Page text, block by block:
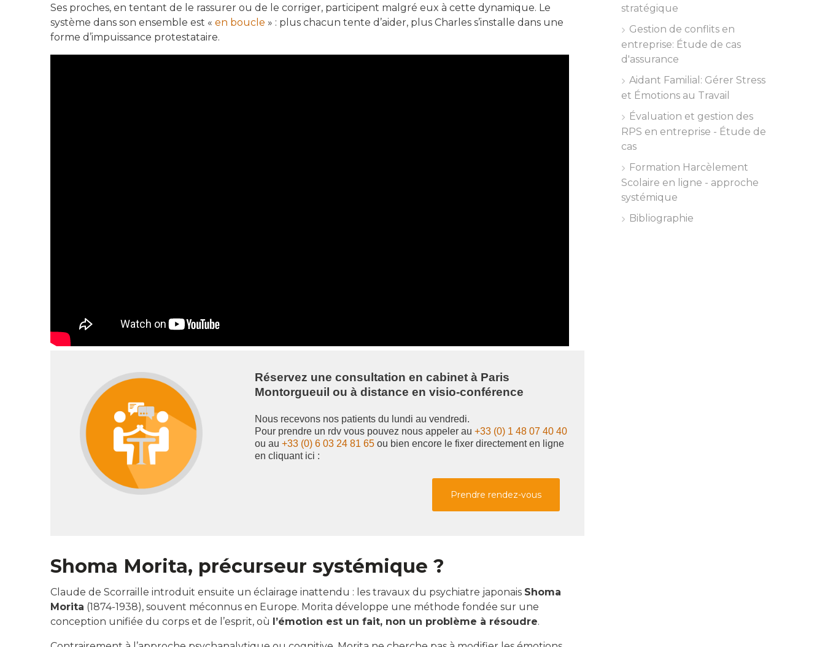
stratégique
Gestion de conflits en
entreprise: Étude de cas
d'assurance
Aidant Familial: Gérer Stress
et Émotions au Travail
Évaluation et gestion des
RPS en entreprise - Étude de
cas
Formation Harcèlement
Scolaire en ligne - approche
systémique
Bibliographie
Ses proches, en tentant de le rassurer ou de le corriger, participent malgré eux à cette dynamique. Le
système dans son ensemble est « en boucle » : plus chacun tente d’aider, plus Charles s’installe dans une
forme d’impuissance protestataire.
Réservez une consultation en cabinet à Paris
Montorgueuil ou à distance en visio-conférence
Nous recevons nos patients du lundi au vendredi.
Pour prendre un rdv vous pouvez nous appeler au+33 (0) 1 48 07 40 40
ou au+33 (0) 6 03 24 81 65 ou bien encore le fixer directement en ligne
en cliquant ici :
Prendre rendez-vous
Shoma Morita, précurseur systémique ?
Claude de Scorraille introduit ensuite un éclairage inattendu : les travaux du psychiatre japonais Shoma
Morita (1874-1938), souvent méconnus en Europe. Morita développe une méthode fondée sur une
conception unifiée du corps et de l’esprit, où l’émotion est un fait, non un problème à résoudre.